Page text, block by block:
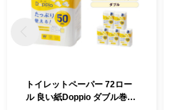
トイレットペーパー 72ロー
ル 良い紙Doppio ダブル巻